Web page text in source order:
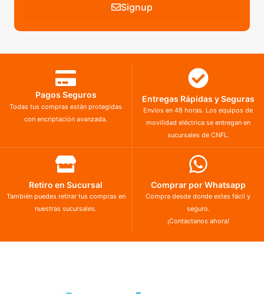
Signup
Pagos Seguros
Todas tus compras están protegidas
con encriptación avanzada.
Entregas Rápidas y Seguras
Envíos en 48 horas. Los equipos de
movilidad eléctrica se entregan en
sucursales de CNFL.
Retiro en Sucursal
También puedes retirar tus compras en
nuestras sucursales.
Comprar por Whatsapp
Compra desde donde estes fácil y
seguro.
¡Contactanos ahora!